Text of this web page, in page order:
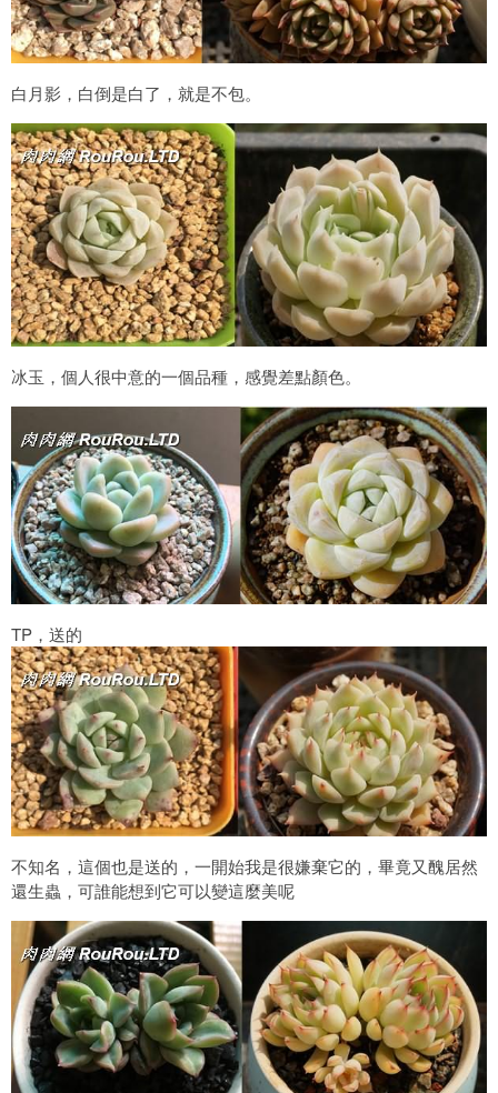
白月影，白倒是白了，就是不包。
冰玉，個人很中意的一個品種，感覺差點顏色。
TP，送的
不知名，這個也是送的，一開始我是很嫌棄它的，畢竟又醜居然
還生蟲，可誰能想到它可以變這麼美呢